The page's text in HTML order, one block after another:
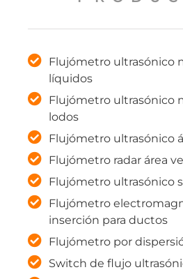
Flujómetro ultrasónico
líquidos
Flujómetro ultrasónico
lodos
Flujómetro ultrasónico
Flujómetro radar área
Flujómetro ultrasónico
Flujómetro
inserción para ductos
Flujómetro por
Switch de flujo